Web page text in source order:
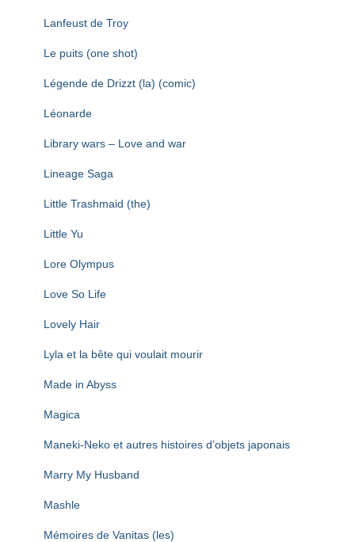
Lanfeust de Troy
Le puits (one shot)
Légende de Drizzt (la) (comic)
Léonarde
Library wars – Love and war
Lineage Saga
Little Trashmaid (the)
Little Yu
Lore Olympus
Love So Life
Lovely Hair
Lyla et la bête qui voulait mourir
Made in Abyss
Magica
Maneki-Neko et autres histoires d’objets japonais
Marry My Husband
Mashle
Mémoires de Vanitas (les)